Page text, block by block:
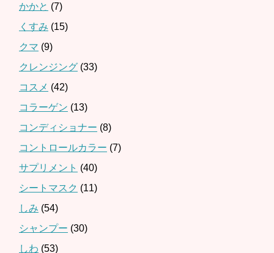
かかと (7)
くすみ (15)
クマ (9)
クレンジング (33)
コスメ (42)
コラーゲン (13)
コンディショナー (8)
コントロールカラー (7)
サプリメント (40)
シートマスク (11)
しみ (54)
シャンプー (30)
しわ (53)